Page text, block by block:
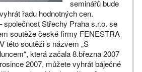
seminářů bude
řadu hodnotných cen.
společnost Střechy Praha s.r.o. se
soutěže české firmy FENESTRA
této soutěži s názvem „S
která začala 8.března 2007
2007, můžete vyhrát báječné